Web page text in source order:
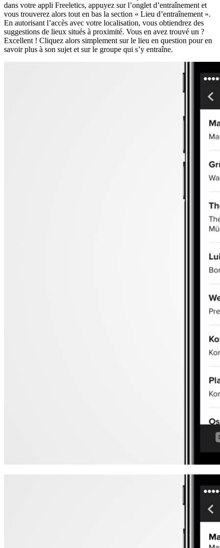
dans votre appli Freeletics, appuyez sur l’onglet d’entraînement et
vous trouverez alors tout en bas la section « Lieu d’entraînement ».
En autorisant l’accès avec votre localisation, vous obtiendrez des
suggestions de lieux situés à proximité. Vous en avez trouvé un ?
Excellent ! Cliquez alors simplement sur le lieu en question pour en
savoir plus à son sujet et sur le groupe qui s’y entraîne.